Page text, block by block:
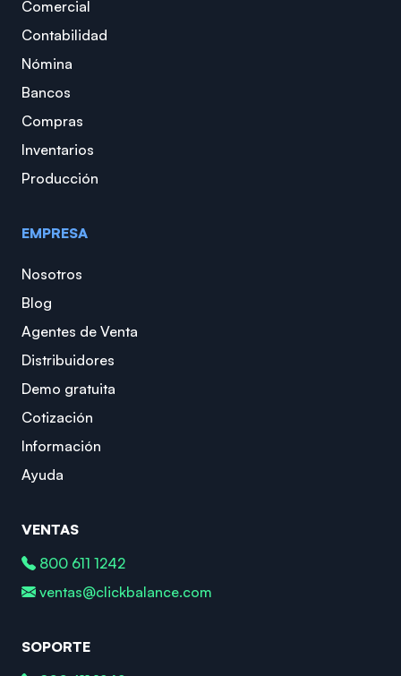
Comercial
Contabilidad
Nómina
Bancos
Compras
Inventarios
Producción
EMPRESA
Nosotros
Blog
Agentes de Venta
Distribuidores
Demo gratuita
Cotización
Información
Ayuda
VENTAS
800 611 1242
ventas@clickbalance.com
SOPORTE